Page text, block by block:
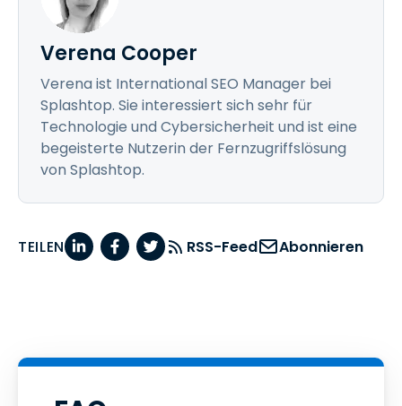
Verena Cooper
Verena ist International SEO Manager bei
Splashtop. Sie interessiert sich sehr für
Technologie und Cybersicherheit und ist eine
begeisterte Nutzerin der Fernzugriffslösung
von Splashtop.
TEILEN RSS-Feed Abonnieren